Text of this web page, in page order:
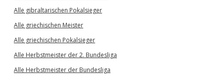
Alle gibraltarischen Pokalsieger
Alle griechischen Meister
Alle griechischen Pokalsieger
Alle Herbstmeister der 2. Bundesliga
Alle Herbstmeister der Bundesliga